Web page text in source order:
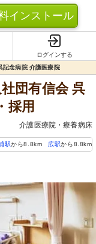
インストール
ログインする
記念病院 介護医療院
社団有信会 呉
採用
介護医療院・療養病床
駅から8.8km 広駅から8.8km